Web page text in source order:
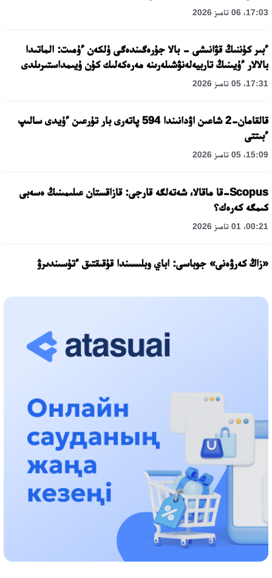
17:03، 06 تامىز 2026
ءبىر كۇننىڭ قۋانىشى - بالا جۇرەگىندەگى ۇلكەن ءۇمىت: الماتىدا
بالالار ءۇيىنىڭ تاربيەلەنۋشىلەرىنە مەرەكەلىك كۇن ۇيىمداستىرىلدى
17:31، 05 تامىز 2026
قالقامان-2 شاعىن اۋدانىندا 594 پاتەرى بار تۇرعىن ءۇيدى سالىپ
ءبىتتى
15:09، 05 تامىز 2026
Scopus-قا ماقالا، شەتەلگە قارجى: قازاقستان عىلىمىنىڭ ەسەبى
كىمگە كەرەك؟
00:21، 01 تامىز 2026
«زاڭ كەرۋەنى» جوباسى: اباي وبلىسىندا قۇقىقتىق ءتۇسىندىرۋ
17:31، 31 شىلدە 2026
حالىقارالىق «فورمۋلا-1 H2O» جارىسىن قونايەۆ قالاسىندا وتكىزۋ
اسحات اسىلبەكوۆ: كۇشتى بيلىككە كۇشتى تۇلعالار كەرەك!
12:01، 28 شىلدە 2026
ابزال دوستيار: دۋمان مۇحامەتكارىمدى الماتى تۇرمەسىنە اۋىستىرۋى
وسكەنباي قۇلاتاي ۇلى: رۋحانياتقا قىزمەت ەتكەن قالامگەر
17:46، 26 شىلدە 2026